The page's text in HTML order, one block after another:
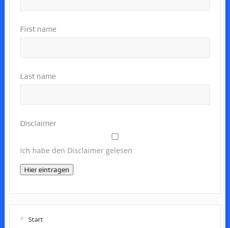
First name
Last name
Disclaimer
Ich habe den Disclaimer gelesen
Hier eintragen
Start